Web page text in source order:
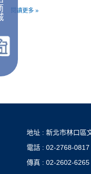
閱讀更多 »
地址 : 新北市林口區
電話 : 02-2768-0817
傳真 : 02-2602-6265